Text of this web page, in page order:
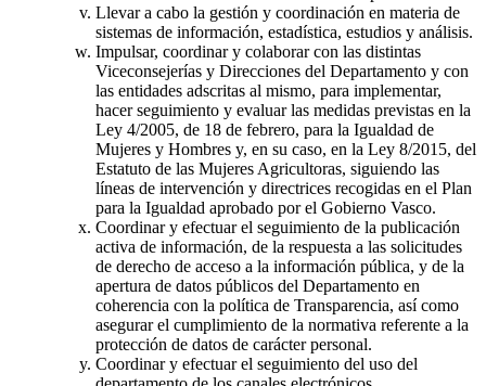
Llevar a cabo la gestión y coordinación en materia de
sistemas de información, estadística, estudios y análisis.
Impulsar, coordinar y colaborar con las distintas
Viceconsejerías y Direcciones del Departamento y con
las entidades adscritas al mismo, para implementar,
hacer seguimiento y evaluar las medidas previstas en la
Ley 4/2005, de 18 de febrero, para la Igualdad de
Mujeres y Hombres y, en su caso, en la Ley 8/2015, del
Estatuto de las Mujeres Agricultoras, siguiendo las
líneas de intervención y directrices recogidas en el Plan
para la Igualdad aprobado por el Gobierno Vasco.
Coordinar y efectuar el seguimiento de la publicación
activa de información, de la respuesta a las solicitudes
de derecho de acceso a la información pública, y de la
apertura de datos públicos del Departamento en
coherencia con la política de Transparencia, así como
asegurar el cumplimiento de la normativa referente a la
protección de datos de carácter personal.
Coordinar y efectuar el seguimiento del uso del